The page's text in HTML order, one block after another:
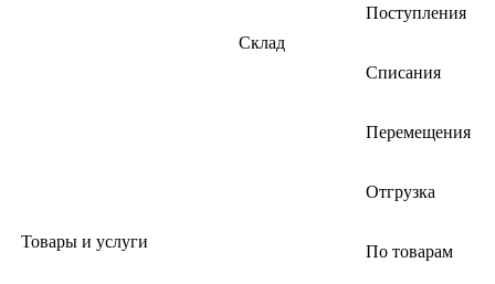
Товары и услуги
Склад
Поступления
Списания
Перемещения
Отгрузка
По товарам